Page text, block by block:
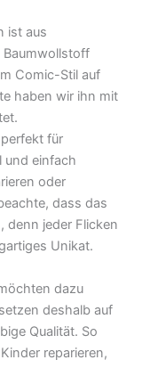
ist aus
Comic-Stil auf
haben wir ihn mit
für
und einfach
oder
dass das
denn jeder Flicken
Unikat.
dazu
deshalb auf
Qualität. So
reparieren,